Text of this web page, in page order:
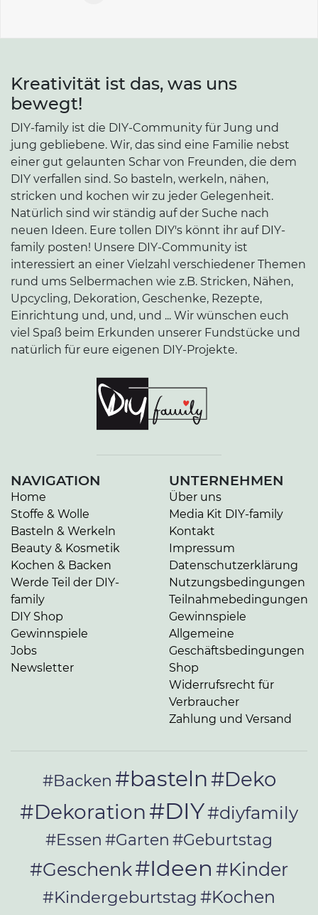
Kreativität ist das, was uns
bewegt!
DIY-family ist die DIY-Community für Jung und
jung gebliebene. Wir, das sind eine Familie nebst
einer gut gelaunten Schar von Freunden, die dem
DIY verfallen sind. So basteln, werkeln, nähen,
stricken und kochen wir zu jeder Gelegenheit.
Natürlich sind wir ständig auf der Suche nach
neuen Ideen. Eure tollen DIY's könnt ihr auf DIY-
family posten! Unsere DIY-Community ist
interessiert an einer Vielzahl verschiedener Themen
rund ums Selbermachen wie z.B. Stricken, Nähen,
Upcycling, Dekoration, Geschenke, Rezepte,
Einrichtung und, und, und ... Wir wünschen euch
viel Spaß beim Erkunden unserer Fundstücke und
natürlich für eure eigenen DIY-Projekte.
NAVIGATION
Home
Stoffe & Wolle
Basteln & Werkeln
Beauty & Kosmetik
Kochen & Backen
Werde Teil der DIY-
family
DIY Shop
Gewinnspiele
Jobs
Newsletter
UNTERNEHMEN
Über uns
Media Kit DIY-family
Kontakt
Impressum
Datenschutzerklärung
Nutzungsbedingungen
Teilnahmebedingungen
Gewinnspiele
Allgemeine
Geschäftsbedingungen
Shop
Widerrufsrecht für
Verbraucher
Zahlung und Versand
#Backen #basteln#Deko
#Dekoration #DIY#diyfamily
#Essen #Garten #Geburtstag
#Geschenk#Ideen #Kinder
#Kindergeburtstag #Kochen